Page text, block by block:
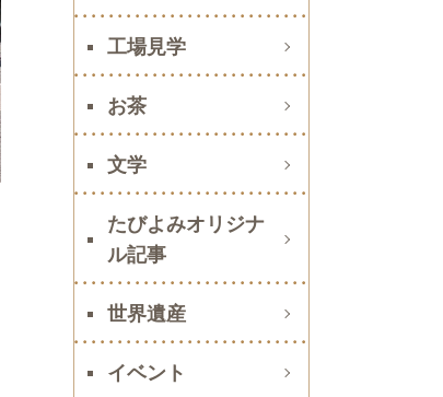
工場見学
お茶
文学
たびよみオリジナ
ル記事
世界遺産
イベント